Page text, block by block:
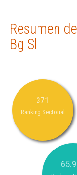
Resumen
Bg Sl
371
Ranking Sectorial